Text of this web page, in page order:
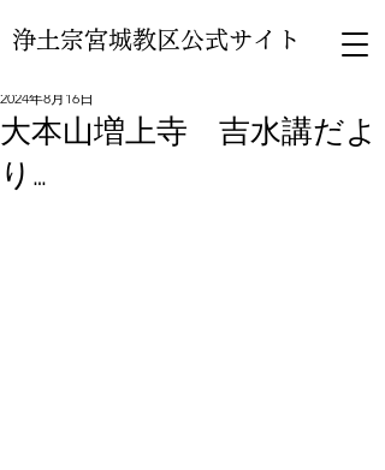
浄土宗宮城教区公式サイト
大本山増上寺 吉水講だよ
り…
2024年8月16日